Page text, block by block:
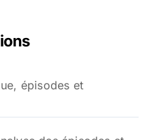
épisodes et